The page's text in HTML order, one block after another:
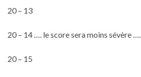
20 – 13
20 – 14 …. le score sera moins sévère ….
20 – 15